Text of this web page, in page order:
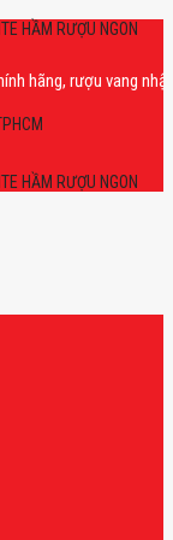
HẦM RƯỢU NGON
rượu vang nhập
HẦM RƯỢU NGON